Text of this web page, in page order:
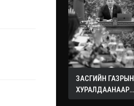
ЗАСГИЙН ГАЗРЫН
ХУРАЛДААНААР
ХЭЛЭЛЦЭЖ БУЙ